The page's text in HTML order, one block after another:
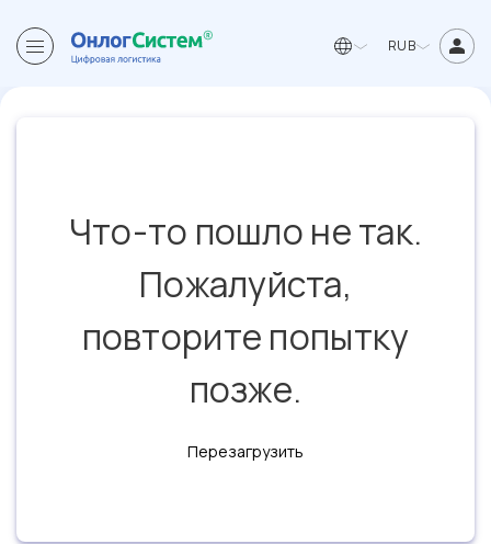
RUB
Что-то пошло не так.
Пожалуйста,
повторите попытку
позже.
Перезагрузить